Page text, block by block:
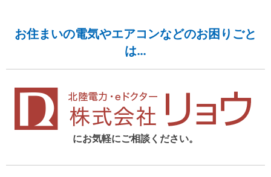
お住まいの電気やエアコンなどのお困りごと
は…
にお気軽にご相談ください。